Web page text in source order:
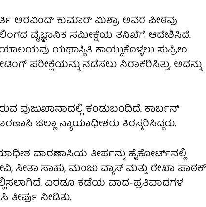
ಅರವಿಂದ್ ಕುಮಾರ್ ಮಿಶ್ರಾ ಅವರ ಪೀಠವು
ವೈಜ್ಞಾನಿಕ ಸಮೀಕ್ಷೆಯ ತನಿಖೆಗೆ ಆದೇಶಿಸಿದೆ.
ಯಥಾಸ್ಥಿತಿ ಕಾಯ್ದುಕೊಳ್ಳಲು ಸುಪ್ರೀಂ
ಪರೀಕ್ಷೆಯನ್ನು ನಡೆಸಲು ನಿರಾಕರಿಸಿತ್ತು, ಅದನ್ನು
ವುಜುಖಾನಾದಲ್ಲಿ ಕಂಡುಬಂದಿದೆ. ಕಾರ್ಬನ್
ಜಿಲ್ಲಾ ನ್ಯಾಯಾಧೀಶರು ತಿರಸ್ಕರಿಸಿದ್ದರು.
ವಾರಣಾಸಿಯ ತೀರ್ಪನ್ನು ಹೈಕೋರ್ಟ್‌ನಲ್ಲಿ
ಸೀತಾ ಸಾಹು, ಮಂಜು ವ್ಯಾಸ್ ಮತ್ತು ರೇಖಾ ಪಾಠಕ್
ಎರಡೂ ಕಡೆಯ ವಾದ-ಪ್ರತಿವಾದಗಳ
ನೀಡಿತು.